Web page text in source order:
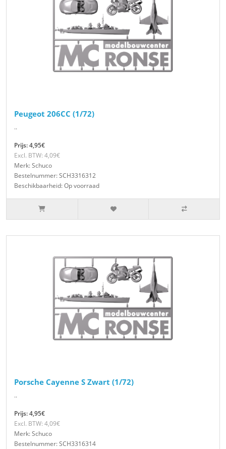
Peugeot 206CC (1/72)
..
Prijs: 4,95€
Excl. BTW: 4,09€
Merk: Schuco
Bestelnummer: SCH3316312
Beschikbaarheid: Op voorraad
Porsche Cayenne S Zwart (1/72)
..
Prijs: 4,95€
Excl. BTW: 4,09€
Merk: Schuco
Bestelnummer: SCH3316314